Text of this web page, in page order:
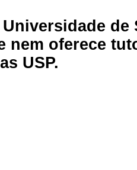
Universidade
nem oferece
USP.